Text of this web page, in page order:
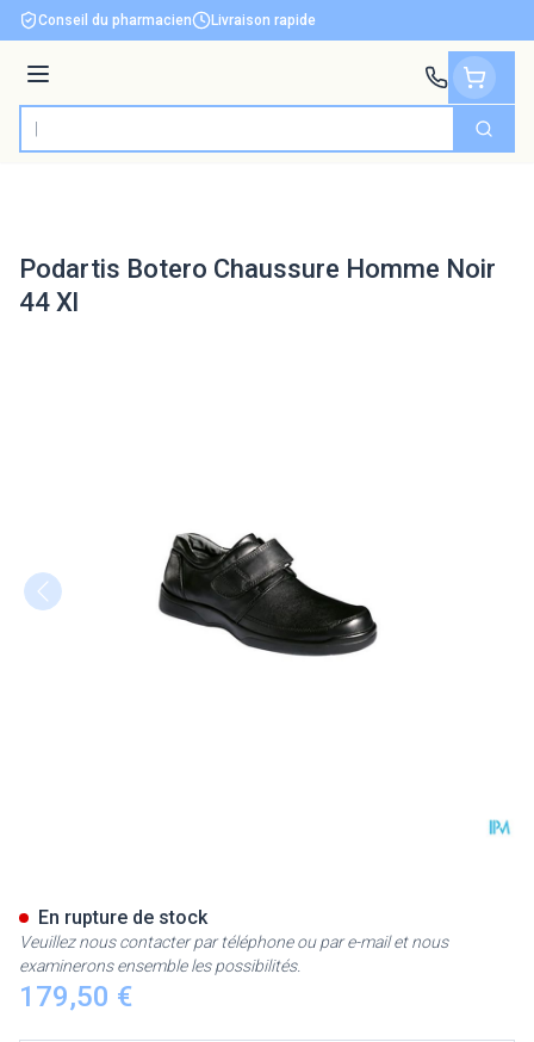
Aller au contenu
Conseil du pharmacien Livraison rapide
Menu
Rechercher
Podartis Botero Chaussure Homme Noir
44 Xl
179,50 €
En rupture de stock
Veuillez nous contacter par téléphone ou par e-mail et nous
examinerons ensemble les possibilités.